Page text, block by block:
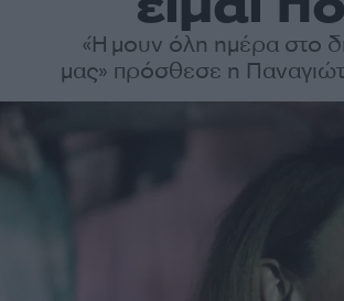
«Ήμουν όλη ημέρα στο
μας» πρόσθεσε η